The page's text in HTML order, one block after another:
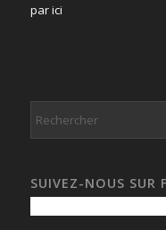
par ici
SUIVEZ-NOUS SUR